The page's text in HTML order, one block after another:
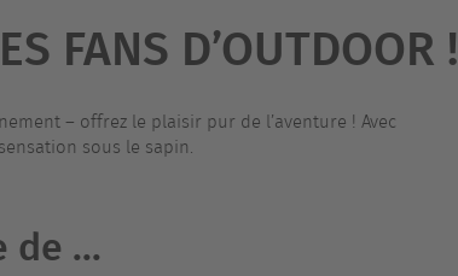
FANS D’OUTDOOR !
– offrez le plaisir pur de l’aventure ! Avec
sous le sapin.
...